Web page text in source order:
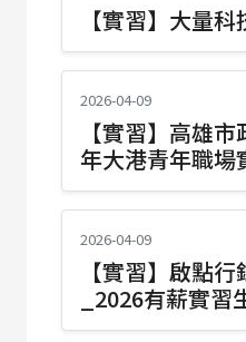
【實習】大量
2026-04-09
【實習】高雄
年大港青年職場
2026-04-09
【實習】啟點
_2026有薪實習